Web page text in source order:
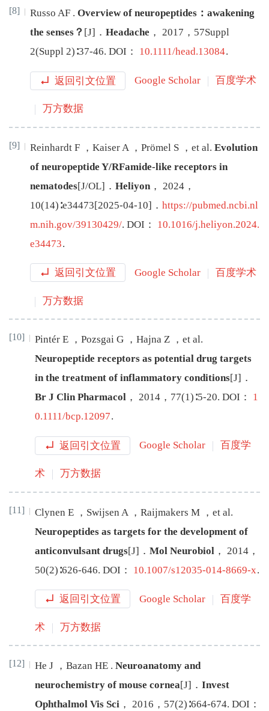
[8] Russo AF . Overview of neuropeptides：awakening
the senses？ [J] ． Headache ， 2017 ， 57Suppl
2(Suppl 2)∶37-46. DOI： 10.1111/head.13084.
返回引文位置 Google Scholar 百度学术
万方数据
[9] Reinhardt F ， Kaiser A ， Prömel S ， et al. Evolution
of neuropeptide Y/RFamide-like receptors in
nematodes[J/OL] ． Heliyon ， 2024 ，
10(14)∶e34473[2025-04-10] ． https://pubmed.ncbi.nl
m.nih.gov/39130429/. DOI： 10.1016/j.heliyon.2024.
e34473.
返回引文位置 Google Scholar 百度学术
万方数据
[10] Pintér E ， Pozsgai G ， Hajna Z ， et al.
Neuropeptide receptors as potential drug targets
in the treatment of inflammatory conditions[J] ．
Br J Clin Pharmacol ， 2014 ， 77(1)∶5-20. DOI： 1
0.1111/bcp.12097.
返回引文位置 Google Scholar 百度学
术 万方数据
[11] Clynen E ， Swijsen A ， Raijmakers M ， et al.
Neuropeptides as targets for the development of
anticonvulsant drugs[J] ． Mol Neurobiol ， 2014 ，
50(2)∶626-646. DOI： 10.1007/s12035-014-8669-x.
返回引文位置 Google Scholar 百度学
术 万方数据
[12] He J ， Bazan HE . Neuroanatomy and
neurochemistry of mouse cornea[J] ． Invest
Ophthalmol Vis Sci ， 2016 ， 57(2)∶664-674. DOI：